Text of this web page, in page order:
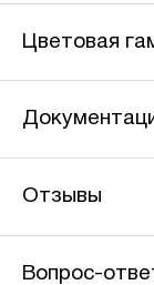
Цветовая
Отзывы
Вопрос-